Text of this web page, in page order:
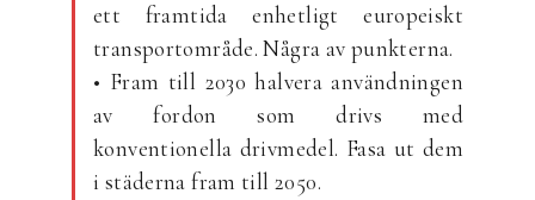
ett framtida enhetligt europeiskt
transportområde. Några av punkterna.
• Fram till 2030 halvera användningen
av fordon som drivs med
konventionella drivmedel. Fasa ut dem
i städerna fram till 2050.